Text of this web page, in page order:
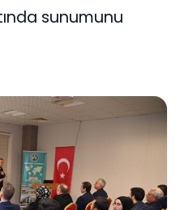
sunumunu